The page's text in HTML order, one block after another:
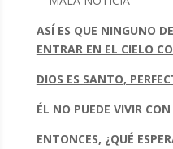
ASÍ ES QUE NINGUNO
ENTRAR EN EL CIELO
DIOS ES SANTO,
ÉL NO PUEDE VIVIR CON
ENTONCES, ¿QUÉ